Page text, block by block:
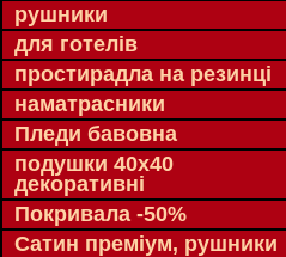
рушники
для готелів
простирадла на резинці
наматрасники
Пледи бавовна
подушки 40х40
декоративні
Покривала -50%
Сатин преміум, рушники